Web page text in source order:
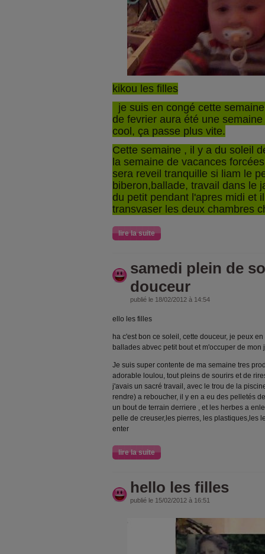
kikou les filles
je suis en congé cette
de fevrier aura été une
cool, ça passe plus vite.
Cette semaine , il y a du soleil
la semaine de vacances
sera reveil tranquille si liam le
biberon,ballade, travail dans le
du petit pendant l'apres midi et
transvaser les deux chambres
lire la suite
samedi plein de
douceur
publié le 18/02/2012 à 14:54
ello les filles
ha c'est bon ce soleil, cette douceur, je peux
ballades abvec petit bout et m'occuper de mon
Je suis super contente de ma semaine tres
adorable loulou, tout pleins de sourirs et de
j'avais un sacré travail, avec le trou de la
rendre) a reboucher, il y en a eu des pelletés
un bout de terrain derriere , et les herbes a
pelle de creuser,les pierres, les plastiques,les
enter
lire la suite
hello les filles
publié le 15/02/2012 à 16:51